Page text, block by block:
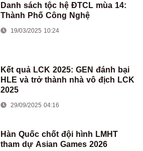
Danh sách tộc hệ ĐTCL mùa 14:
Thành Phố Công Nghệ
19/03/2025 10:24
Kết quả LCK 2025: GEN đánh bại
HLE và trở thành nhà vô địch LCK
2025
29/09/2025 04:16
Hàn Quốc chốt đội hình LMHT
tham dự Asian Games 2026